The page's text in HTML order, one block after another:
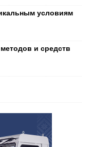
условиям
и средств